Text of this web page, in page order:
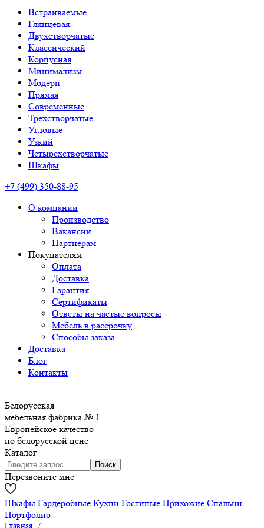
Встраиваемые
Глянцевая
Двухстворчатые
Классический
Корпусная
Минимализм
Модерн
Прямая
Современные
Трехстворчатые
Угловые
Узкий
Четырехстворчатые
Шкафы
+7 (499) 350-88-95
О компании
Производство
Вакансии
Партнерам
Покупателям
Оплата
Доставка
Гарантия
Сертификаты
Ответы на частые вопросы
Мебель в рассрочку
Способы заказа
Доставка
Блог
Контакты
Белорусская
мебельная фабрика № 1
Европейское качество
по белорусской цене
Каталог
Перезвоните мне
Шкафы Гардеробные Кухни Гостиные Прихожие Спальни
Портфолио
Главная /